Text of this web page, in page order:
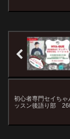
初心者専門セイち
ッスン後語り部